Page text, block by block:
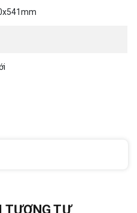
TƯƠNG TỰ